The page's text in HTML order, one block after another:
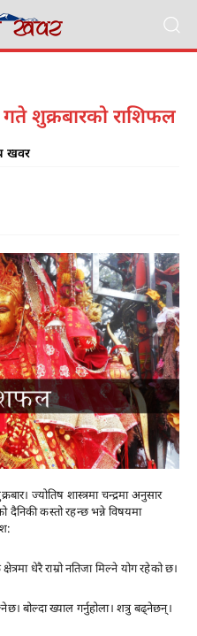
शुक्रबारको राशिफल
खवर
ज्योतिष शास्त्रमा चन्द्रमा अनुसार
कस्तो रहन्छ भन्ने विषयमा
धेरै राम्रो नतिजा मिल्ने योग रहेको छ।
बोल्दा ख्याल गर्नुहोला। शत्रु बढ्नेछन्।